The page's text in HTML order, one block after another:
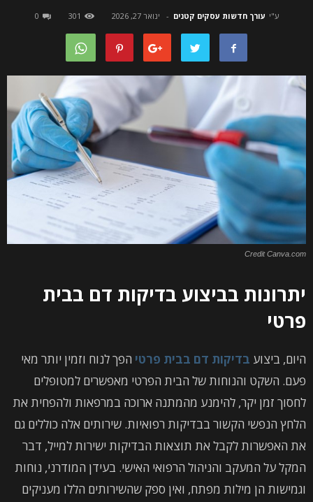
ע"י עורך חדשות עסקים קטנים - ינואר 27, 2026 301
0
Credit Canva.com
יתרונות בביצוע בדיקות דם בבית
פרטי
היום, ביצוע בדיקות דם בבית פרטי הפך לנוח וזמין יותר מאי
פעם. השקט והנוחות של הבית הפרטי מאפשרים למטופלים
לחסוך זמן יקר, להימנע מהמתנה ארוכה במרפאות ולהפחית את
הלחץ הנפשי הקשור בבדיקות רפואיות. שירותים אלה כוללים גם
את האפשרות לקבל את תוצאות הבדיקות ישירות למייל, דבר
המקל על המעקב והניהול הרפואי האישי. בעידן המודרני, נוחות
וגמישות הן מילות מפתח, ואין ספק שהשירותים הללו מעניקים